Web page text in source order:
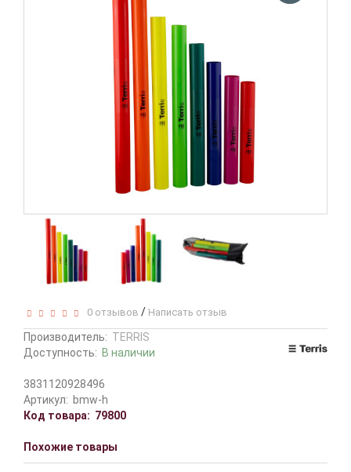
0 отзывов / Написать отзыв
Производитель: TERRIS
Доступность: В наличии
3831120928496
Артикул: bmw-h
Код товара: 79800
Похожие товары